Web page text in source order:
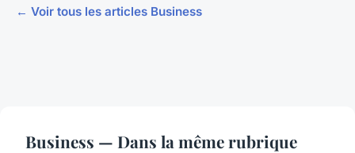
← Voir tous les articles Business
Business — Dans la même rubrique